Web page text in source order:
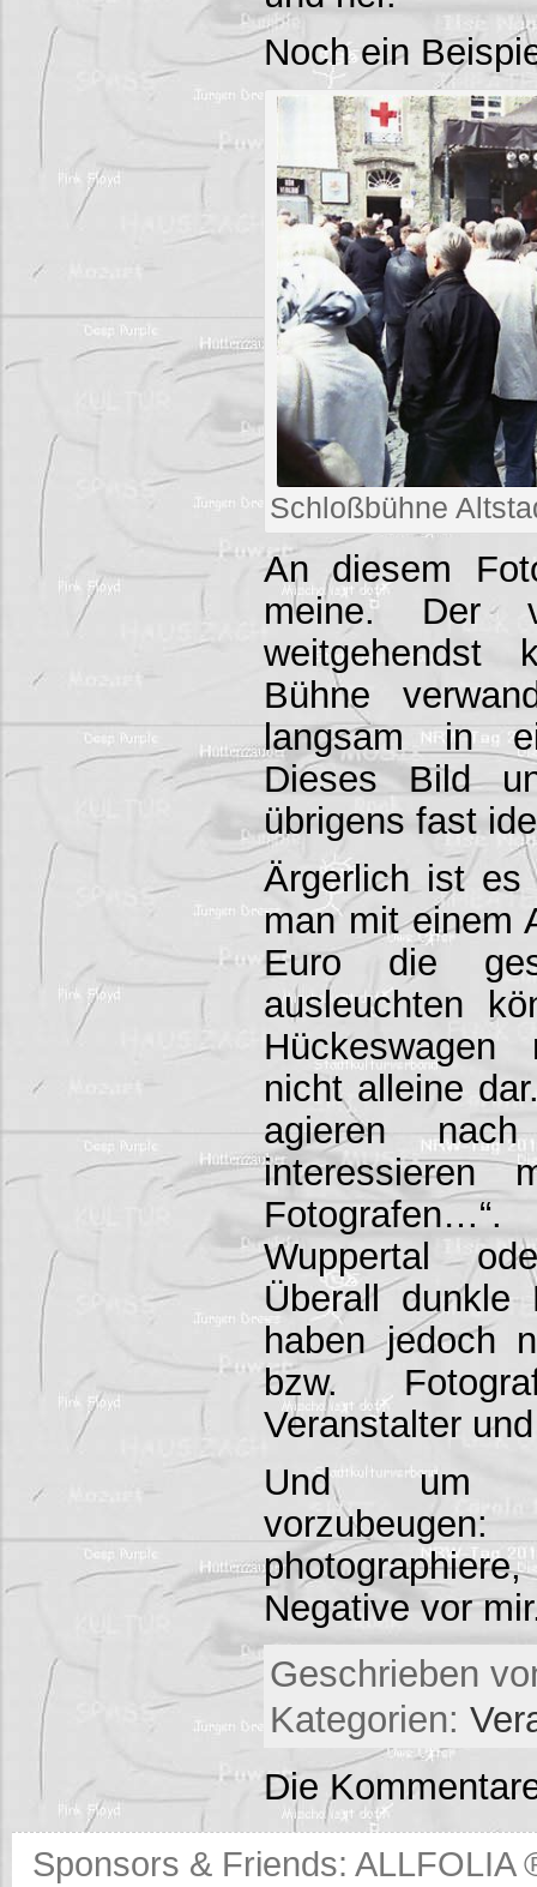
Noch ein
Schloßbühne
An diesem
meine. Der
weitgehendst
Bühne
langsam in
Dieses Bild
übrigens fast
Ärgerlich ist es
man mit einem
Euro die
ausleuchten
nicht alleine
agieren
Wuppertal
Überall dunkle
haben jedoch
bzw.
Veranstalter
Und um
Negative vor
Geschrieben
Kategorien:
Die
Sponsors & Friends:ALLFOLIA